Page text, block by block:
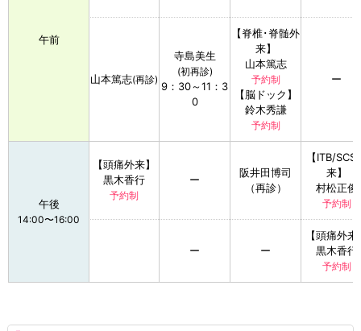
午前
山本篤志(再診)
寺島美生
(初再診)
9：30～11：3
0
【脊椎･脊髄外
来】
山本篤志
予約制
【脳ドック】
鈴木秀謙
予約制
ー
午後
14:00〜16:00
【頭痛外来】
黒木香行
予約制
ー
阪井田博司
（再診）
【ITB/SCS
来】
村松正俊
予約制
ー ー
【頭痛外来
黒木香行
予約制